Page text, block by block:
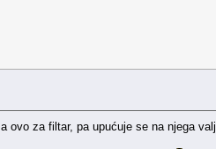
a ovo za filtar, pa upućuje se na njega